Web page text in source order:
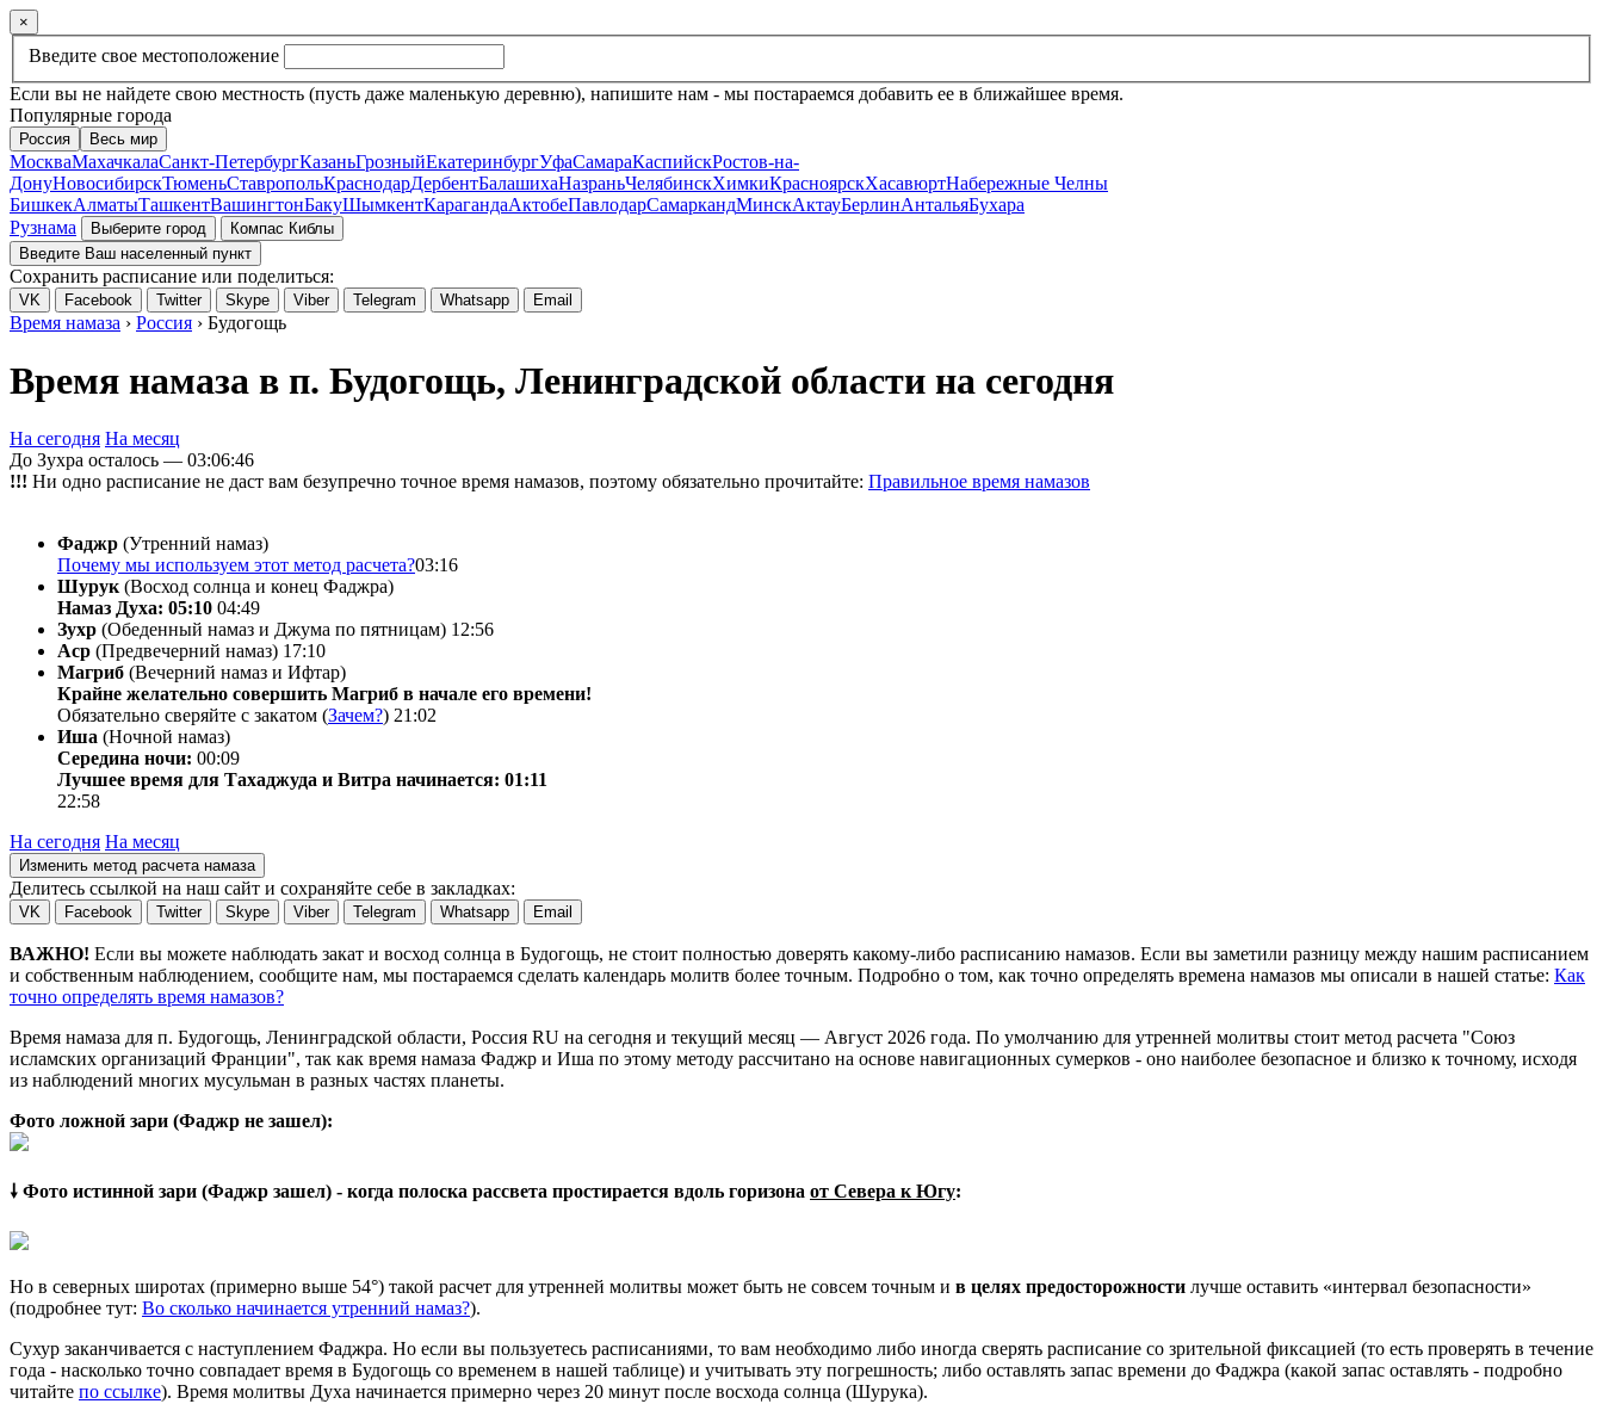
×
Введите свое местоположение
Если вы не найдете свою местность (пусть даже маленькую деревню), напишите нам - мы постараемся добавить ее в ближайшее время.
Популярные города
Россия Весь мир
МоскваМахачкалаСанкт-ПетербургКазаньГрозныйЕкатеринбургУфаСамараКаспийскРостов-на-
ДонуНовосибирскТюменьСтавропольКраснодарДербентБалашихаНазраньЧелябинскХимкиКрасноярскХасавюртНабережные Челны
БишкекАлматыТашкентВашингтонБакуШымкентКарагандаАктобеПавлодарСамаркандМинскАктауБерлинАнтальяБухара
Рузнама
Выберите город
Компас Киблы
Введите Ваш населенный пункт
Сохранить расписание или поделиться:
VK Facebook Twitter Skype Viber Telegram Whatsapp Email
Время намаза › Россия › Будогощь
Время намаза в п. Будогощь, Ленинградской области на сегодня
На сегодня На месяц
До Зухра осталось — 03:06:46
!!! Ни одно расписание не даст вам безупречно точное время намазов, поэтому обязательно прочитайте: Правильное время намазов
Фаджр (Утренний намаз)
Почему мы используем этот метод расчета?03:16
Шурук (Восход солнца и конец Фаджра)
Намаз Духа: 05:10 04:49
Зухр (Обеденный намаз и Джума по пятницам) 12:56
Аср (Предвечерний намаз) 17:10
Магриб (Вечерний намаз и Ифтар)
Крайне желательно совершить Магриб в начале его времени!
Обязательно сверяйте с закатом (Зачем?) 21:02
Иша (Ночной намаз)
Середина ночи: 00:09
Лучшее время для Тахаджуда и Витра начинается: 01:11
22:58
На сегодня На месяц
Изменить метод расчета намаза
Делитесь ссылкой на наш сайт и сохраняйте себе в закладках:
VK Facebook Twitter Skype Viber Telegram Whatsapp Email
ВАЖНО! Если вы можете наблюдать закат и восход солнца в Будогощь, не стоит полностью доверять какому-либо расписанию намазов. Если вы заметили разницу между нашим расписанием
и собственным наблюдением, сообщите нам, мы постараемся сделать календарь молитв более точным. Подробно о том, как точно определять времена намазов мы описали в нашей статье: Как
точно определять время намазов?
Время намаза для п. Будогощь, Ленинградской области, Россия RU на сегодня и текущий месяц — Август 2026 года. По умолчанию для утренней молитвы стоит метод расчета "Союз
исламских организаций Франции", так как время намаза Фаджр и Иша по этому методу рассчитано на основе навигационных сумерков - оно наиболее безопасное и близко к точному, исходя
из наблюдений многих мусульман в разных частях планеты.
Фото ложной зари (Фаджр не зашел):
🠗 Фото истинной зари (Фаджр зашел) - когда полоска рассвета простирается вдоль горизона от Севера к Югу:
Но в северных широтах (примерно выше 54°) такой расчет для утренней молитвы может быть не совсем точным и в целях предосторожности лучше оставить «интервал безопасности»
(подробнее тут: Во сколько начинается утренний намаз?).
Сухур заканчивается с наступлением Фаджра. Но если вы пользуетесь расписаниями, то вам необходимо либо иногда сверять расписание со зрительной фиксацией (то есть проверять в течение
года - насколько точно совпадает время в Будогощь со временем в нашей таблице) и учитывать эту погрешность; либо оставлять запас времени до Фаджра (какой запас оставлять - подробно
читайте по ссылке). Время молитвы Духа начинается примерно через 20 минут после восхода солнца (Шурука).